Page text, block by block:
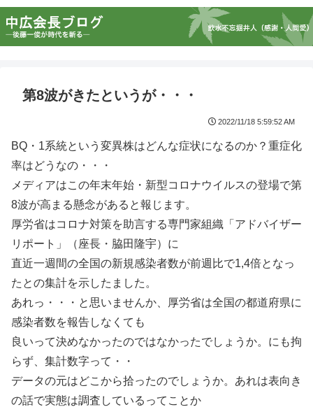
第8波がきたというが・・・
2022/11/18 5:59:52 AM
BQ・1系統という変異株はどんな症状になるのか？重症化
率はどうなの・・・
メディアはこの年末年始・新型コロナウイルスの登場で第
8波が高まる懸念があると報じます。
厚労省はコロナ対策を助言する専門家組織「アドバイザー
リポート」（座長・脇田隆宇）に
直近一週間の全国の新規感染者数が前週比で1,4倍となっ
たとの集計を示したました。
あれっ・・・と思いませんか、厚労省は全国の都道府県に
感染者数を報告しなくても
良いって決めなかったのではなかったでしょうか。にも拘
らず、集計数字って・・
データの元はどこから拾ったのでしょうか。あれは表向き
の話で実態は調査しているってことか